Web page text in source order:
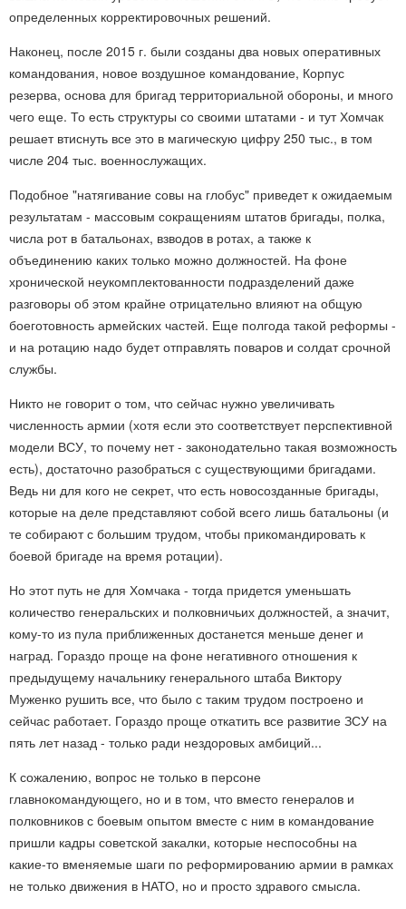
определенных корректировочных решений.
Наконец, после 2015 г. были созданы два новых оперативных
командования, новое воздушное командование, Корпус
резерва, основа для бригад территориальной обороны, и много
чего еще. То есть структуры со своими штатами - и тут Хомчак
решает втиснуть все это в магическую цифру 250 тыс., в том
числе 204 тыс. военнослужащих.
Подобное "натягивание совы на глобус" приведет к ожидаемым
результатам - массовым сокращениям штатов бригады, полка,
числа рот в батальонах, взводов в ротах, а также к
объединению каких только можно должностей. На фоне
хронической неукомплектованности подразделений даже
разговоры об этом крайне отрицательно влияют на общую
боеготовность армейских частей. Еще полгода такой реформы -
и на ротацию надо будет отправлять поваров и солдат срочной
службы.
Никто не говорит о том, что сейчас нужно увеличивать
численность армии (хотя если это соответствует перспективной
модели ВСУ, то почему нет - законодательно такая возможность
есть), достаточно разобраться с существующими бригадами.
Ведь ни для кого не секрет, что есть новосозданные бригады,
которые на деле представляют собой всего лишь батальоны (и
те собирают с большим трудом, чтобы прикомандировать к
боевой бригаде на время ротации).
Но этот путь не для Хомчака - тогда придется уменьшать
количество генеральских и полковничьих должностей, а значит,
кому-то из пула приближенных достанется меньше денег и
наград. Гораздо проще на фоне негативного отношения к
предыдущему начальнику генерального штаба Виктору
Муженко рушить все, что было с таким трудом построено и
сейчас работает. Гораздо проще откатить все развитие ЗСУ на
пять лет назад - только ради нездоровых амбиций...
К сожалению, вопрос не только в персоне
главнокомандующего, но и в том, что вместо генералов и
полковников с боевым опытом вместе с ним в командование
пришли кадры советской закалки, которые неспособны на
какие-то вменяемые шаги по реформированию армии в рамках
не только движения в НАТО, но и просто здравого смысла.